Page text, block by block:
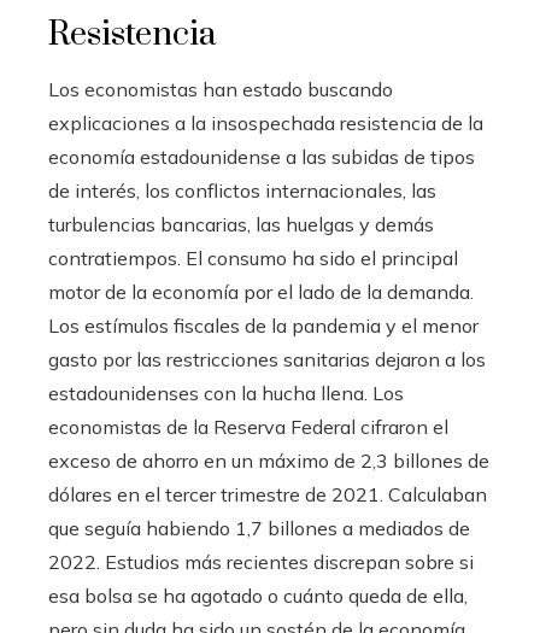
Resistencia
Los economistas han estado buscando
explicaciones a la insospechada resistencia de la
economía estadounidense a las subidas de tipos
de interés, los conflictos internacionales, las
turbulencias bancarias, las huelgas y demás
contratiempos. El consumo ha sido el principal
motor de la economía por el lado de la demanda.
Los estímulos fiscales de la pandemia y el menor
gasto por las restricciones sanitarias dejaron a los
estadounidenses con la hucha llena. Los
economistas de la Reserva Federal cifraron el
exceso de ahorro en un máximo de 2,3 billones de
dólares en el tercer trimestre de 2021. Calculaban
que seguía habiendo 1,7 billones a mediados de
2022. Estudios más recientes discrepan sobre si
esa bolsa se ha agotado o cuánto queda de ella,